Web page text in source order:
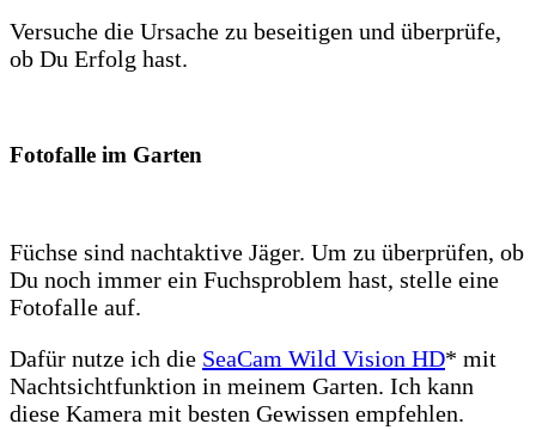
Versuche die Ursache zu beseitigen und überprüfe,
ob Du Erfolg hast.
Fotofalle im Garten
Füchse sind nachtaktive Jäger. Um zu überprüfen, ob
Du noch immer ein Fuchsproblem hast, stelle eine
Fotofalle auf.
Dafür nutze ich die SeaCam Wild Vision HD* mit
Nachtsichtfunktion in meinem Garten. Ich kann
diese Kamera mit besten Gewissen empfehlen.